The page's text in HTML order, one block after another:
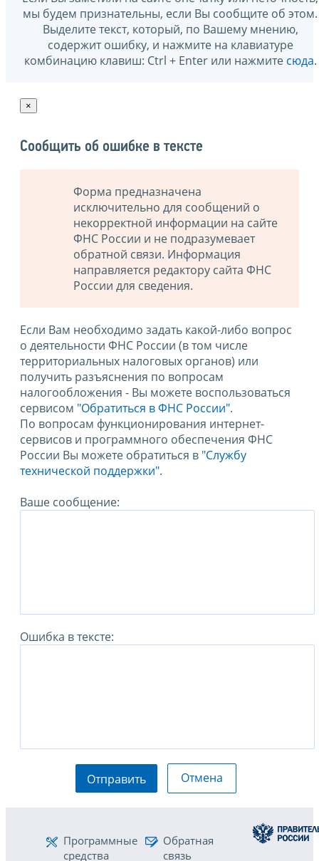
мы будем признательны, если Вы сообщите об этом.
Выделите текст, который, по Вашему мнению,
содержит ошибку, и нажмите на клавиатуре
комбинацию клавиш: Ctrl + Enter или нажмите сюда.
×
Сообщить об ошибке в тексте
Форма предназначена
исключительно для сообщений о
некорректной информации на сайте
ФНС России и не подразумевает
обратной связи. Информация
направляется редактору сайта ФНС
России для сведения.
Если Вам необходимо задать какой-либо вопрос
о деятельности ФНС России (в том числе
территориальных налоговых органов) или
получить разъяснения по вопросам
налогообложения - Вы можете воспользоваться
сервисом "Обратиться в ФНС России".
По вопросам функционирования интернет-
сервисов и программного обеспечения ФНС
России Вы можете обратиться в "Службу
технической поддержки".
Ваше сообщение:
Ошибка в тексте:
Отправить Отмена
Программные
средства
Обратная
связь